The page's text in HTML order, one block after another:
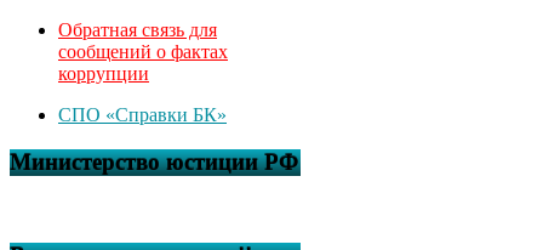
Обратная связь для
сообщений о фактах
коррупции
СПО «Справки БК»
Министерство юстиции РФ